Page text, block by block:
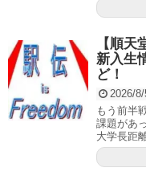
【順
新入生
ど！
2026/8/
もう前半
課題があ
大学長距